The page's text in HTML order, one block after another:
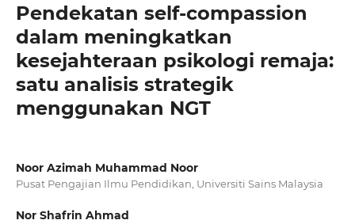
Pendekatan self-compassion
dalam meningkatkan
kesejahteraan psikologi remaja:
satu analisis strategik
menggunakan NGT
Noor Azimah Muhammad Noor
Pusat Pengajian Ilmu Pendidikan, Universiti Sains Malaysia
Nor Shafrin Ahmad